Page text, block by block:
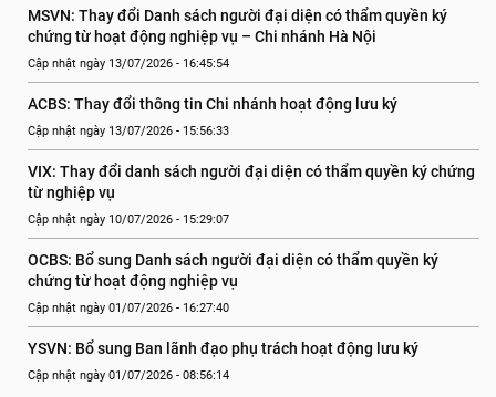
MSVN: Thay đổi Danh sách người đại diện có thẩm quyền ký
chứng từ hoạt động nghiệp vụ – Chi nhánh Hà Nội
Cập nhật ngày 13/07/2026 - 16:45:54
ACBS: Thay đổi thông tin Chi nhánh hoạt động lưu ký
Cập nhật ngày 13/07/2026 - 15:56:33
VIX: Thay đổi danh sách người đại diện có thẩm quyền ký chứng
từ nghiệp vụ
Cập nhật ngày 10/07/2026 - 15:29:07
OCBS: Bổ sung Danh sách người đại diện có thẩm quyền ký
chứng từ hoạt động nghiệp vụ
Cập nhật ngày 01/07/2026 - 16:27:40
YSVN: Bổ sung Ban lãnh đạo phụ trách hoạt động lưu ký
Cập nhật ngày 01/07/2026 - 08:56:14